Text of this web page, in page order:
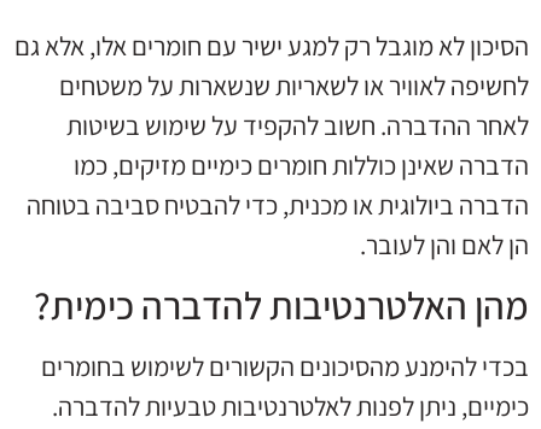
הסיכון לא מוגבל רק למגע ישיר עם חומרים אלו, אלא גם
לחשיפה לאוויר או לשאריות שנשארות על משטחים
לאחר ההדברה. חשוב להקפיד על שימוש בשיטות
הדברה שאינן כוללות חומרים כימיים מזיקים, כמו
הדברה ביולוגית או מכנית, כדי להבטיח סביבה בטוחה
הן לאם והן לעובר.
מהן האלטרנטיבות להדברה כימית?
בכדי להימנע מהסיכונים הקשורים לשימוש בחומרים
כימיים, ניתן לפנות לאלטרנטיבות טבעיות להדברה.